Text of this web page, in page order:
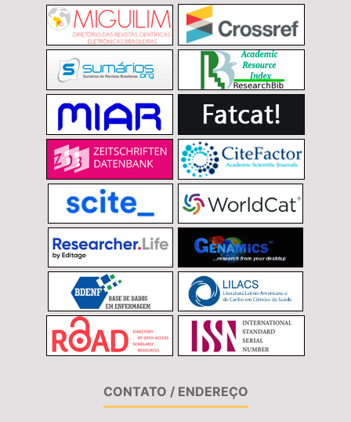
CONTATO / ENDEREÇO